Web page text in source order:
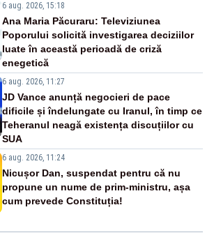
6 aug. 2026, 15:18
Ana Maria Păcuraru: Televiziunea
Poporului solicită investigarea deciziilor
luate în această perioadă de criză
enegetică
6 aug. 2026, 11:27
JD Vance anunță negocieri de pace
dificile și îndelungate cu Iranul, în timp ce
Teheranul neagă existența discuțiilor cu
SUA
6 aug. 2026, 11:24
Nicușor Dan, suspendat pentru că nu
propune un nume de prim-ministru, așa
cum prevede Constituția!